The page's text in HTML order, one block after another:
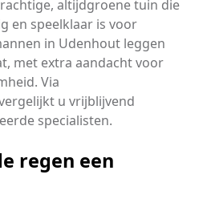
altijdgroene tuin die
en speelklaar is voor
in Udenhout leggen
met extra aandacht voor
Via
u vrijblijvend
specialisten.
regen een